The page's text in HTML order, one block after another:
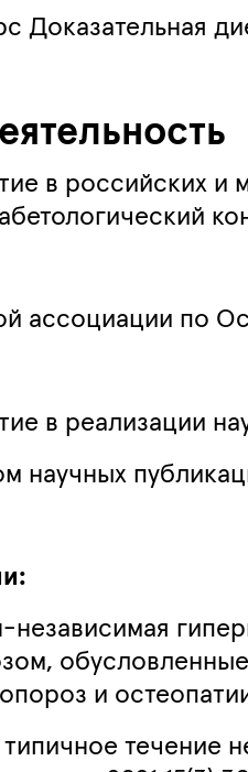
Доказательная
в российских и
ассоциации по
в реализации
научных
независимая
и
течение